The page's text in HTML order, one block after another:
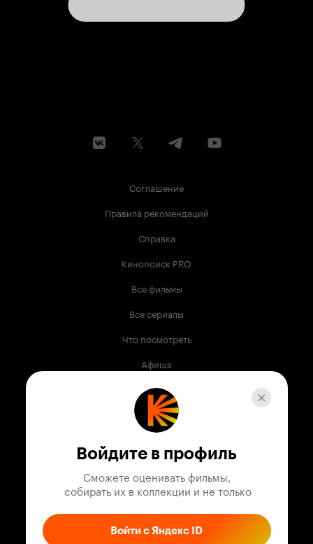
Соглашение
Правила рекомендаций
Справка
Кинопоиск PRO
Все фильмы
Все сериалы
Что посмотреть
Афиша
Музыка
Телепрограмма
Служба поддержки
Войдите в профиль
Сможете оценивать фильмы,
собирать их в коллекции и не только
Войти с Яндекс ID